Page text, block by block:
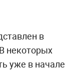
в
некоторых
уже в начале